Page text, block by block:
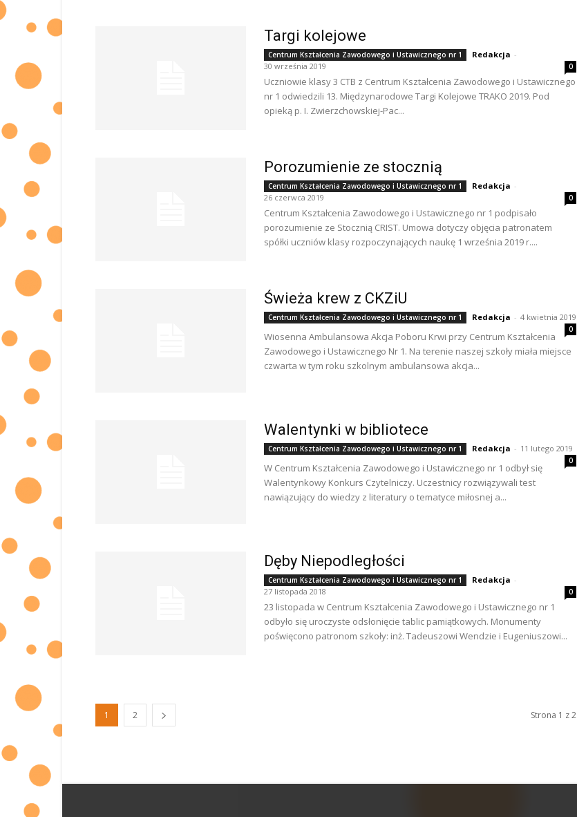
Targi kolejowe
Centrum Kształcenia Zawodowego i Ustawicznego nr 1 Redakcja -
30 września 2019
0
Uczniowie klasy 3 CTB z Centrum Kształcenia Zawodowego i Ustawicznego
nr 1 odwiedzili 13. Międzynarodowe Targi Kolejowe TRAKO 2019. Pod
opieką p. I. Zwierzchowskiej-Pac...
Porozumienie ze stocznią
Centrum Kształcenia Zawodowego i Ustawicznego nr 1 Redakcja -
26 czerwca 2019
0
Centrum Kształcenia Zawodowego i Ustawicznego nr 1 podpisało
porozumienie ze Stocznią CRIST. Umowa dotyczy objęcia patronatem
spółki uczniów klasy rozpoczynających naukę 1 września 2019 r....
Świeża krew z CKZiU
Centrum Kształcenia Zawodowego i Ustawicznego nr 1 Redakcja - 4 kwietnia 2019
0
Wiosenna Ambulansowa Akcja Poboru Krwi przy Centrum Kształcenia
Zawodowego i Ustawicznego Nr 1. Na terenie naszej szkoły miała miejsce
czwarta w tym roku szkolnym ambulansowa akcja...
Walentynki w bibliotece
Centrum Kształcenia Zawodowego i Ustawicznego nr 1 Redakcja - 11 lutego 2019
0
W Centrum Kształcenia Zawodowego i Ustawicznego nr 1 odbył się
Walentynkowy Konkurs Czytelniczy. Uczestnicy rozwiązywali test
nawiązujący do wiedzy z literatury o tematyce miłosnej a...
Dęby Niepodległości
Centrum Kształcenia Zawodowego i Ustawicznego nr 1 Redakcja -
27 listopada 2018
0
23 listopada w Centrum Kształcenia Zawodowego i Ustawicznego nr 1
odbyło się uroczyste odsłonięcie tablic pamiątkowych. Monumenty
poświęcono patronom szkoły: inż. Tadeuszowi Wendzie i Eugeniuszowi...
1 2 Strona 1 z 2